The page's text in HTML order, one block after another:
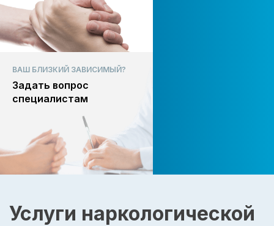
ВАШ БЛИЗКИЙ ЗАВИСИМЫЙ?
Задать вопрос
специалистам
Услуги наркологической